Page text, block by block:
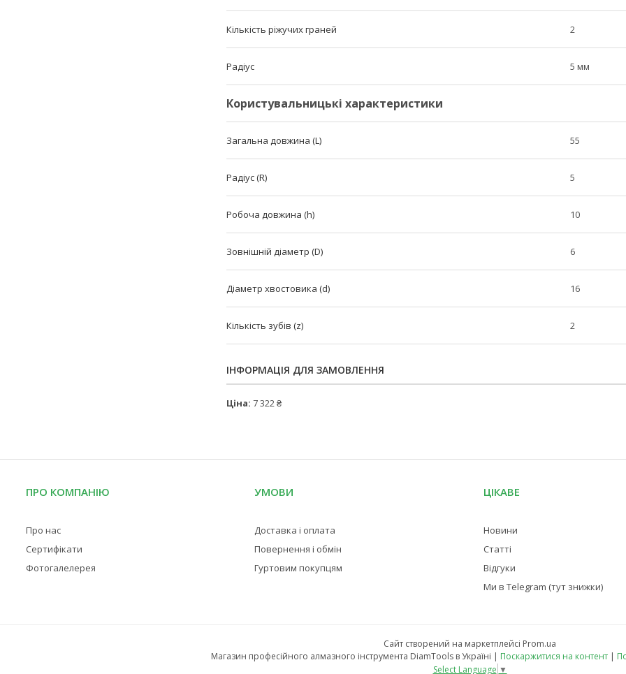
Кількість ріжучих граней 2
Радіус 5 мм
Користувальницькі характеристики
Загальна довжина (L) 55
Радіус (R) 5
Робоча довжина (h) 10
Зовнішній діаметр (D) 6
Діаметр хвостовика (d) 16
Кількість зубів (z) 2
ІНФОРМАЦІЯ ДЛЯ ЗАМОВЛЕННЯ
Ціна: 7 322 ₴
ПРО КОМПАНІЮ
Про нас
Сертифікати
Фотогалелерея
УМОВИ
Доставка і оплата
Повернення і обмін
Гуртовим покупцям
ЦІКАВЕ
Новини
Статті
Відгуки
Ми в Telegram (тут знижки)
Сайт створений на маркетплейсі Prom.ua
Магазин професійного алмазного інструмента DiamTools в Україні | Поскаржитися на контент |
Select Language ▼